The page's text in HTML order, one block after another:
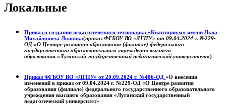
Локальные
Приказ о создании педагогического технопарка «Кванториум» имени Льва
Михайловича Лоповка(приказ ФГБОУ ВО «ЛГПУ» от 09.04.2024 г. №229-
ОД «О Центре развития образования (филиале) федерального
государственного образовательного учреждения высшего
образования «Луганский государственный педагогический университет»)
Приказ ФГБОУ ВО «ЛГПУ» от 20.09.2024 г. №486-ОД «О внесении
изменений в приказ от 09.04.2024 г. №229-ОД «О Центре развития
образования (филиале) федерального государственного образовательного
учреждения высшего образования «Луганский государственный
педагогический университет»